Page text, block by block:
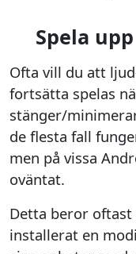
Spela
Ofta vill du att
fortsätta spelas
stänger/
de flesta fall
men på vissa
oväntat.
Detta beror
installerat en